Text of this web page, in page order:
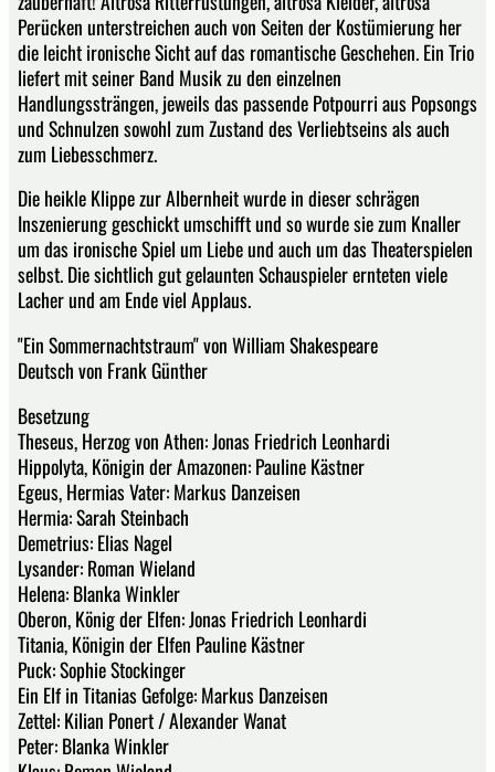
Perücken unterstreichen auch von Seiten der Kostümierung her
die leicht ironische Sicht auf das romantische Geschehen. Ein Trio
liefert mit seiner Band Musik zu den einzelnen
Handlungssträngen, jeweils das passende Potpourri aus Popsongs
und Schnulzen sowohl zum Zustand des Verliebtseins als auch
zum Liebesschmerz.
Die heikle Klippe zur Albernheit wurde in dieser schrägen
Inszenierung geschickt umschifft und so wurde sie zum Knaller
um das ironische Spiel um Liebe und auch um das Theaterspielen
selbst. Die sichtlich gut gelaunten Schauspieler ernteten viele
Lacher und am Ende viel Applaus.
"Ein Sommernachtstraum" von William Shakespeare
Deutsch von Frank Günther
Besetzung
Theseus, Herzog von Athen: Jonas Friedrich Leonhardi
Hippolyta, Königin der Amazonen: Pauline Kästner
Egeus, Hermias Vater: Markus Danzeisen
Hermia: Sarah Steinbach
Demetrius: Elias Nagel
Lysander: Roman Wieland
Helena: Blanka Winkler
Oberon, König der Elfen: Jonas Friedrich Leonhardi
Titania, Königin der Elfen Pauline Kästner
Puck: Sophie Stockinger
Ein Elf in Titanias Gefolge: Markus Danzeisen
Zettel: Kilian Ponert / Alexander Wanat
Peter: Blanka Winkler